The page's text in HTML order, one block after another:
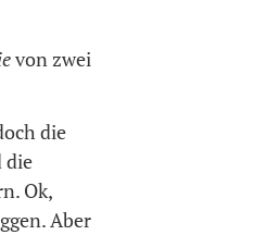
von zwei
die
die
Ok,
Aber